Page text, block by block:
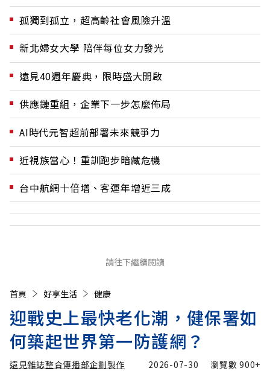
孤獨到孤立，超高齡社會風險升溫
新北婦女大學 陪伴每位女力發光
遠見40週年慶典，限時盛大開啟
供應鏈重組，企業下一步怎麼佈局
AI時代元智超前部署未來競爭力
近視族當心！重訓跑步暗藏危機
台中航網十倍增、客運年增近三成
請往下繼續閱讀
首頁 好享生活 健康
迎戰史上最快老化潮，健保署如
何築起世界第一防護網？
遠見雜誌整合傳播部企劃製作 2026-07-30 瀏覽數900+